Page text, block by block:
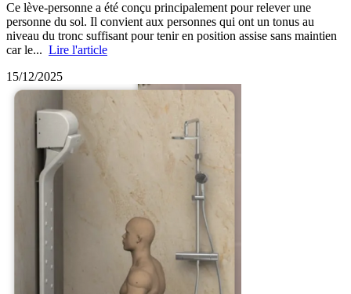
Ce lève-personne a été conçu principalement pour relever une
personne du sol. Il convient aux personnes qui ont un tonus au
niveau du tronc suffisant pour tenir en position assise sans maintien
car le... Lire l'article
15/12/2025